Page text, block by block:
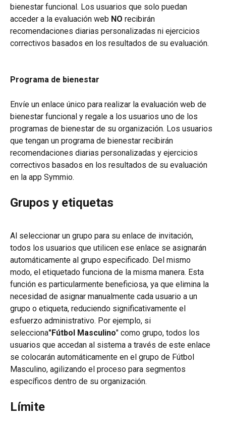
bienestar funcional. Los usuarios que solo puedan
acceder a la evaluación web NO recibirán
recomendaciones diarias personalizadas ni ejercicios
correctivos basados en los resultados de su evaluación.
Programa de bienestar
Envíe un enlace único para realizar la evaluación web de
bienestar funcional y regale a los usuarios uno de los
programas de bienestar de su organización. Los usuarios
que tengan un programa de bienestar recibirán
recomendaciones diarias personalizadas y ejercicios
correctivos basados en los resultados de su evaluación
en la app Symmio.
Grupos y etiquetas
Al seleccionar un grupo para su enlace de invitación,
todos los usuarios que utilicen ese enlace se asignarán
automáticamente al grupo especificado. Del mismo
modo, el etiquetado funciona de la misma manera. Esta
función es particularmente beneficiosa, ya que elimina la
necesidad de asignar manualmente cada usuario a un
grupo o etiqueta, reduciendo significativamente el
esfuerzo administrativo. Por ejemplo, si
selecciona"Fútbol Masculino" como grupo, todos los
usuarios que accedan al sistema a través de este enlace
se colocarán automáticamente en el grupo de Fútbol
Masculino, agilizando el proceso para segmentos
específicos dentro de su organización.
Límite